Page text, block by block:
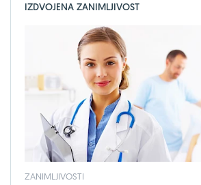
IZDVOJENA ZANIMLJIVOST
ZANIMLJIVOSTI